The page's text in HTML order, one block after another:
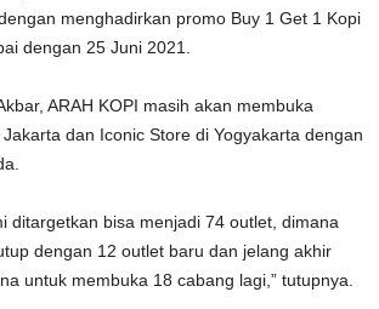
menghadirkan promo Buy 1 Get 1 Kopi
dengan 25 Juni 2021.
ARAH KOPI masih akan membuka
dan Iconic Store di Yogyakarta dengan
ditargetkan bisa menjadi 74 outlet, dimana
dengan 12 outlet baru dan jelang akhir
untuk membuka 18 cabang lagi,” tutupnya.